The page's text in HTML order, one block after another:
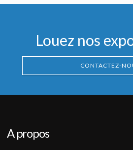
Louez nos
CONTACTEZ-
A propos